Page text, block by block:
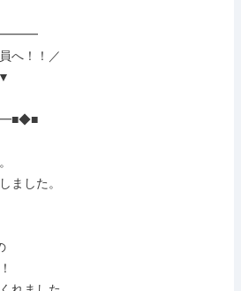
へ！！／
ました。